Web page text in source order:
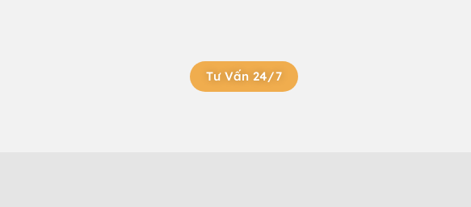
Tư Vấn 24/7